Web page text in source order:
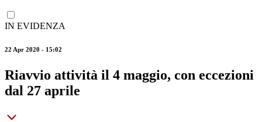
IN EVIDENZA
22 Apr 2020 - 15:02
Riavvio attività il 4 maggio, con eccezioni
dal 27 aprile